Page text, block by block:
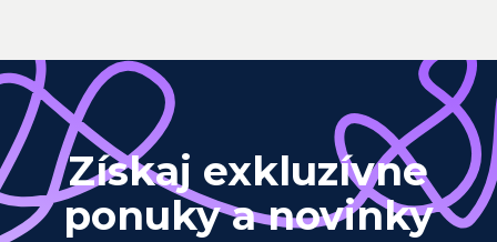
Získaj exkluzívne
ponuky a novinky